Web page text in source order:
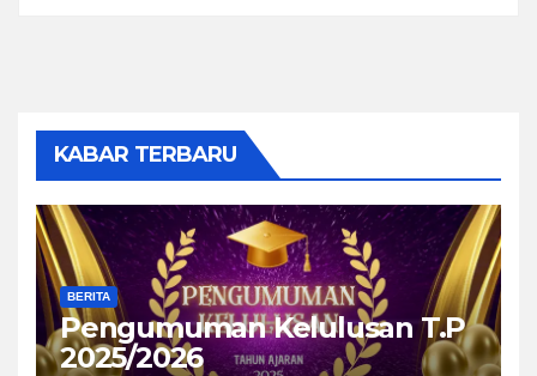
KABAR TERBARU
BERITA
Pengumuman Kelulusan T.P
2025/2026